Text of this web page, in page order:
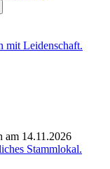
mit Leidenschaft.
am 14.11.2026
Stammlokal.